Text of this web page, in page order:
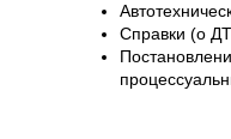
Справки (о